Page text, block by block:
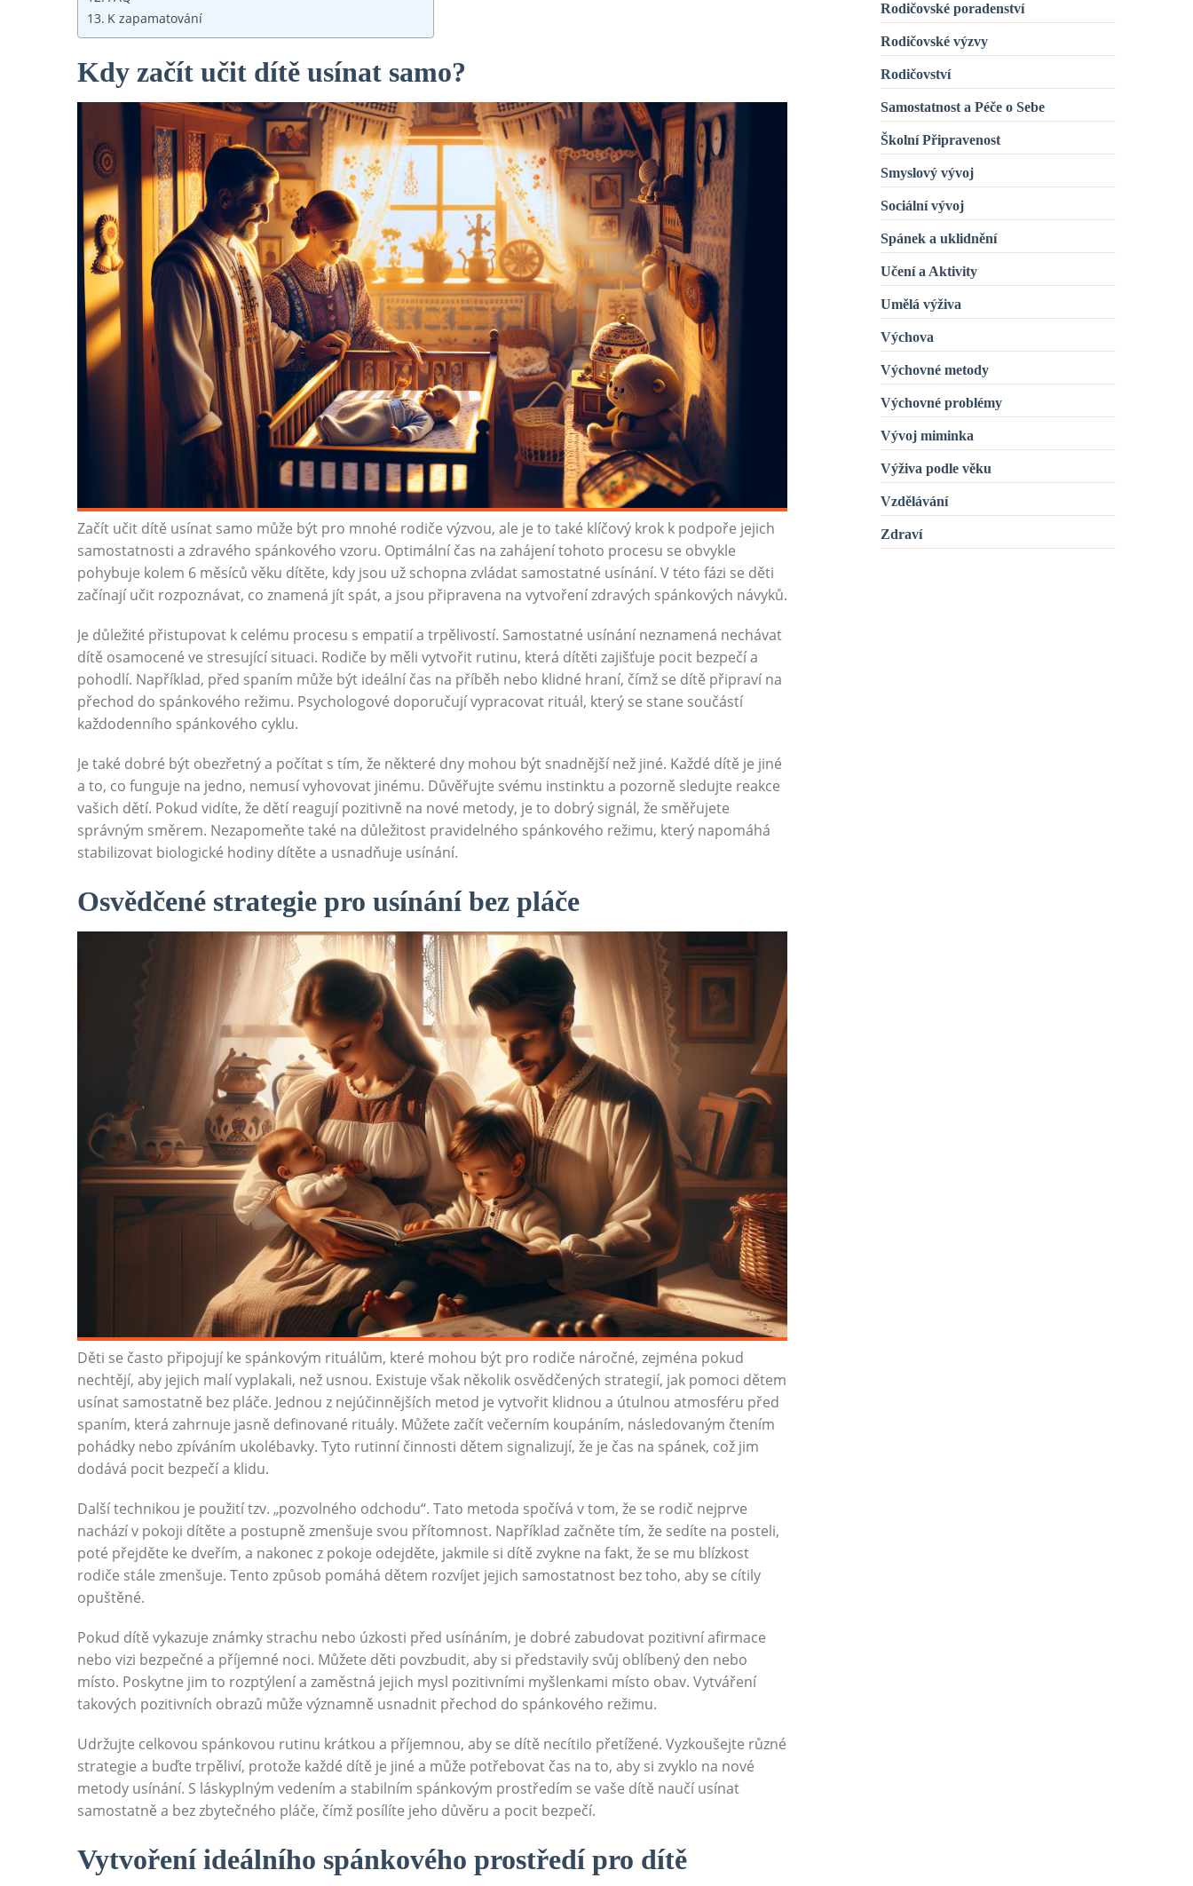
K zapamatování
Kdy začít učit dítě usínat samo?
Začít učit dítě usínat samo může být pro mnohé rodiče výzvou, ale je to také klíčový krok k podpoře jejich
samostatnosti a zdravého spánkového vzoru. Optimální čas na zahájení tohoto procesu se obvykle
pohybuje kolem 6 měsíců věku dítěte, kdy jsou už schopna zvládat samostatné usínání. V této fázi se děti
začínají učit rozpoznávat, co znamená jít spát, a jsou připravena na vytvoření zdravých spánkových návyků.
Je důležité přistupovat k celému procesu s empatií a trpělivostí. Samostatné usínání neznamená nechávat
dítě osamocené ve stresující situaci. Rodiče by měli vytvořit rutinu, která dítěti zajišťuje pocit bezpečí a
pohodlí. Například, před spaním může být ideální čas na příběh nebo klidné hraní, čímž se dítě připraví na
přechod do spánkového režimu. Psychologové doporučují vypracovat rituál, který se stane součástí
každodenního spánkového cyklu.
Je také dobré být obezřetný a počítat s tím, že některé dny mohou být snadnější než jiné. Každé dítě je jiné
a to, co funguje na jedno, nemusí vyhovovat jinému. Důvěřujte svému instinktu a pozorně sledujte reakce
vašich dětí. Pokud vidíte, že dětí reagují pozitivně na nové metody, je to dobrý signál, že směřujete
správným směrem. Nezapomeňte také na důležitost pravidelného spánkového režimu, který napomáhá
stabilizovat biologické hodiny dítěte a usnadňuje usínání.
Osvědčené strategie pro usínání bez pláče
Děti se často připojují ke spánkovým rituálům, které mohou být pro rodiče náročné, zejména pokud
nechtějí, aby jejich malí vyplakali, než usnou. Existuje však několik osvědčených strategií, jak pomoci dětem
usínat samostatně bez pláče. Jednou z nejúčinnějších metod je vytvořit klidnou a útulnou atmosféru před
spaním, která zahrnuje jasně definované rituály. Můžete začít večerním koupáním, následovaným čtením
pohádky nebo zpíváním ukolébavky. Tyto rutinní činnosti dětem signalizují, že je čas na spánek, což jim
dodává pocit bezpečí a klidu.
Další technikou je použití tzv. „pozvolného odchodu“. Tato metoda spočívá v tom, že se rodič nejprve
nachází v pokoji dítěte a postupně zmenšuje svou přítomnost. Například začněte tím, že sedíte na posteli,
poté přejděte ke dveřím, a nakonec z pokoje odejděte, jakmile si dítě zvykne na fakt, že se mu blízkost
rodiče stále zmenšuje. Tento způsob pomáhá dětem rozvíjet jejich samostatnost bez toho, aby se cítily
opuštěné.
Pokud dítě vykazuje známky strachu nebo úzkosti před usínáním, je dobré zabudovat pozitivní afirmace
nebo vizi bezpečné a příjemné noci. Můžete děti povzbudit, aby si představily svůj oblíbený den nebo
místo. Poskytne jim to rozptýlení a zaměstná jejich mysl pozitivními myšlenkami místo obav. Vytváření
takových pozitivních obrazů může významně usnadnit přechod do spánkového režimu.
Udržujte celkovou spánkovou rutinu krátkou a příjemnou, aby se dítě necítilo přetížené. Vyzkoušejte různé
strategie a buďte trpěliví, protože každé dítě je jiné a může potřebovat čas na to, aby si zvyklo na nové
metody usínání. S láskyplným vedením a stabilním spánkovým prostředím se vaše dítě naučí usínat
samostatně a bez zbytečného pláče, čímž posílíte jeho důvěru a pocit bezpečí.
Vytvoření ideálního spánkového prostředí pro dítě
Rodičovské poradenství
Rodičovské výzvy
Rodičovství
Samostatnost a Péče o Sebe
Školní Připravenost
Smyslový vývoj
Sociální vývoj
Spánek a uklidnění
Učení a Aktivity
Umělá výživa
Výchova
Výchovné metody
Výchovné problémy
Vývoj miminka
Výživa podle věku
Vzdělávání
Zdraví